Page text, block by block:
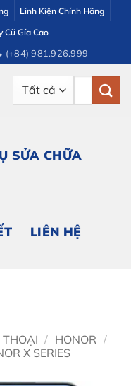
Linh Kiện Chính Hãng
Cũ Gía Cao
(+84) 981.926.999
SỬA CHỮA
LIÊN HỆ
/ HONOR /
X SERIES